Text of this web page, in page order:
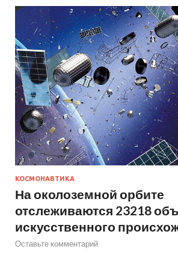
КОСМОНАВТИКА
На околоземной орбите
отслеживаются 23218
искусственного
Оставьте комментарий